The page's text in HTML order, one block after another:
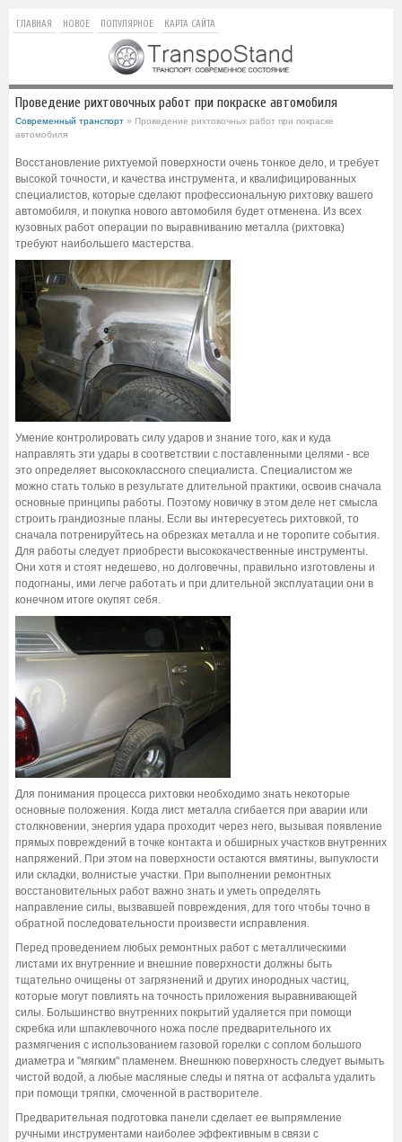
ГЛАВНАЯ НОВОЕ ПОПУЛЯРНОЕ КАРТА САЙТА
Проведение рихтовочных работ при покраске автомобиля
Современный транспорт » Проведение рихтовочных работ при покраске
автомобиля
Восстановление рихтуемой поверхности очень тонкое дело, и требует
высокой точности, и качества инструмента, и квалифицированных
специалистов, которые сделают профессиональную рихтовку вашего
автомобиля, и покупка нового автомобиля будет отменена. Из всех
кузовных работ операции по выравниванию металла (рихтовка)
требуют наибольшего мастерства.
Умение контролировать силу ударов и знание того, как и куда
направлять эти удары в соответствии с поставленными целями - все
это определяет высококлассного специалиста. Специалистом же
можно стать только в результате длительной практики, освоив сначала
основные принципы работы. Поэтому новичку в этом деле нет смысла
строить грандиозные планы. Если вы интересуетесь рихтовкой, то
сначала потренируйтесь на обрезках металла и не торопите события.
Для работы следует приобрести высококачественные инструменты.
Они хотя и стоят недешево, но долговечны, правильно изготовлены и
подогнаны, ими легче работать и при длительной эксплуатации они в
конечном итоге окупят себя.
Для понимания процесса рихтовки необходимо знать некоторые
основные положения. Когда лист металла сгибается при аварии или
столкновении, энергия удара проходит через него, вызывая появление
прямых повреждений в точке контакта и обширных участков внутренних
напряжений. При этом на поверхности остаются вмятины, выпуклости
или складки, волнистые участки. При выполнении ремонтных
восстановительных работ важно знать и уметь определять
направление силы, вызвавшей повреждения, для того чтобы точно в
обратной последовательности произвести исправления.
Перед проведением любых ремонтных работ с металлическими
листами их внутренние и внешние поверхности должны быть
тщательно очищены от загрязнений и других инородных частиц,
которые могут повлиять на точность приложения выравнивающей
силы. Большинство внутренних покрытий удаляется при помощи
скребка или шпаклевочного ножа после предварительного их
размягчения с использованием газовой горелки с соплом большого
диаметра и "мягким" пламенем. Внешнюю поверхность следует вымыть
чистой водой, а любые масляные следы и пятна от асфальта удалить
при помощи тряпки, смоченной в растворителе.
Предварительная подготовка панели сделает ее выпрямление
ручными инструментами наиболее эффективным в связи с